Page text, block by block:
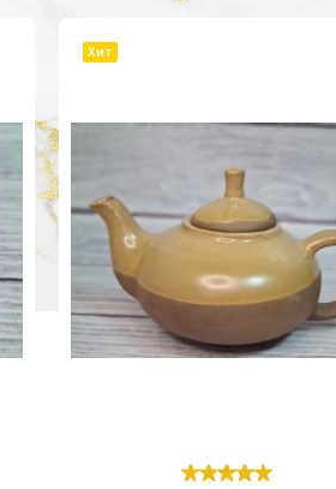
Хит